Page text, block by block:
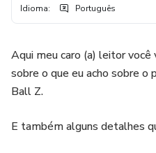
Idioma: Português
Aqui meu caro (a) leitor você
sobre o que eu acho sobre o
Ball Z.
E também alguns detalhes